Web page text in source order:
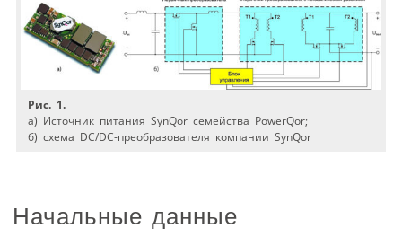
Рис. 1.
а) Источник питания SynQor семейства PowerQor;
б) схема DC/DC-преобразователя компании SynQor
Начальные данные